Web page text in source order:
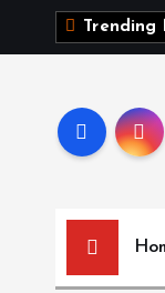
Trending